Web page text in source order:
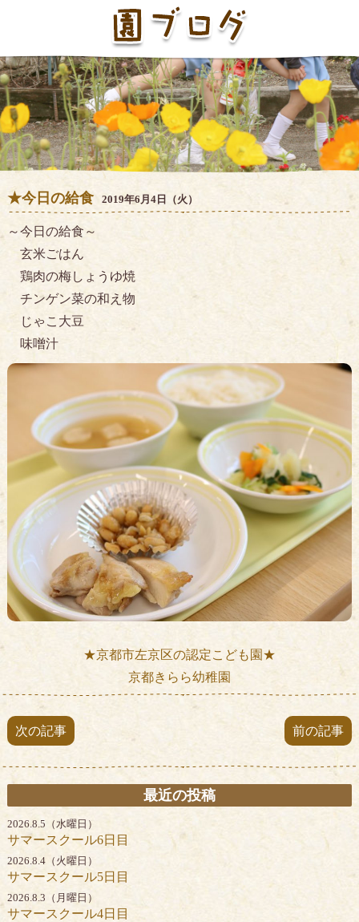
★今日の給食 2019年6月4日（火）
～今日の給食～
玄米ごはん
鶏肉の梅しょうゆ焼
チンゲン菜の和え物
じゃこ大豆
味噌汁
★京都市左京区の認定こども園★
京都きらら幼稚園
次の記事 前の記事
最近の投稿
2026.8.5（水曜日）
サマースクール6日目
2026.8.4（火曜日）
サマースクール5日目
2026.8.3（月曜日）
サマースクール4日目